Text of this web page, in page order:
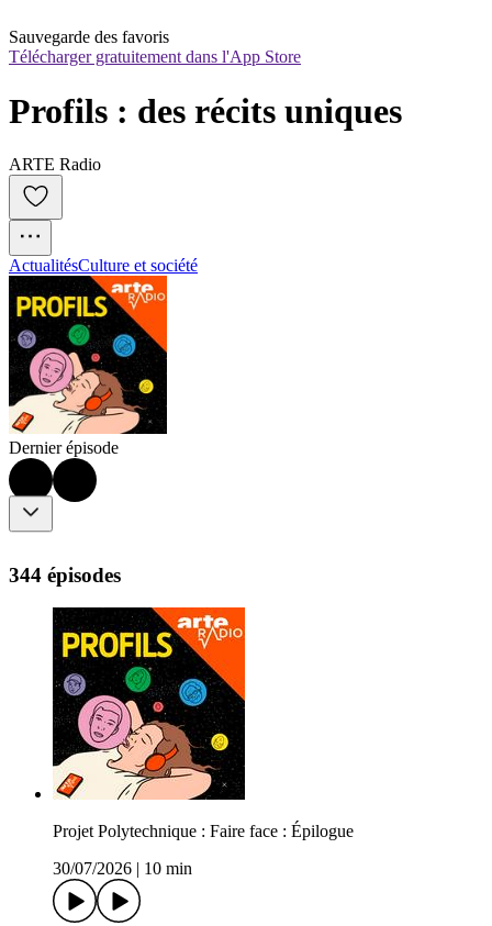
Sauvegarde des favoris
Télécharger gratuitement dans l'App Store
Profils : des récits uniques
ARTE Radio
ActualitésCulture et société
Dernier épisode
344 épisodes
Projet Polytechnique : Faire face : Épilogue
30/07/2026
10 min